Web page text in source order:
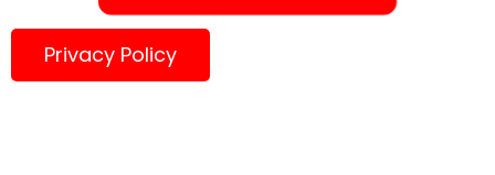
Privacy Policy